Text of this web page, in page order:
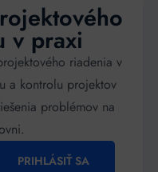
v praxi
riadenia v
a kontrolu projektov
problémov na
PRIHLÁSIŤ SA